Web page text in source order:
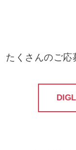
たくさんのご応